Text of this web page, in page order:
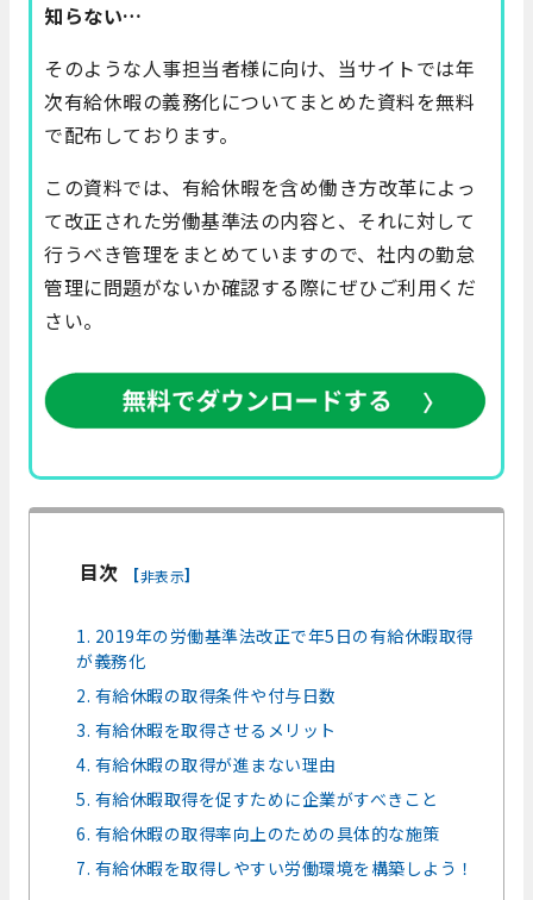
知らない…
そのような人事担当者様に向け、当サイトでは年
次有給休暇の義務化についてまとめた資料を無料
で配布しております。
この資料では、有給休暇を含め働き方改革によっ
て改正された労働基準法の内容と、それに対して
行うべき管理をまとめていますので、社内の勤怠
管理に問題がないか確認する際にぜひご利用くだ
さい。
目次 [非表示]
1. 2019年の労働基準法改正で年5日の有給休暇取得
が義務化
2. 有給休暇の取得条件や付与日数
3. 有給休暇を取得させるメリット
4. 有給休暇の取得が進まない理由
5. 有給休暇取得を促すために企業がすべきこと
6. 有給休暇の取得率向上のための具体的な施策
7. 有給休暇を取得しやすい労働環境を構築しよう！